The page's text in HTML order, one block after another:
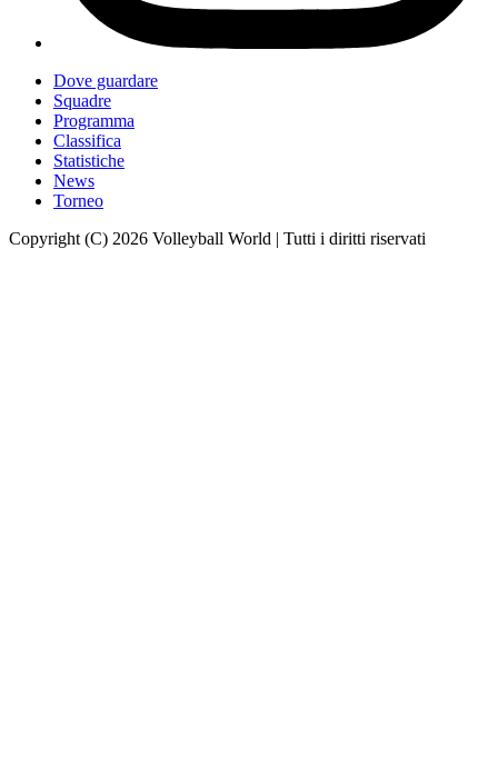
Dove guardare
Squadre
Programma
Classifica
Statistiche
News
Torneo
Copyright (C) 2026 Volleyball World | Tutti i diritti riservati